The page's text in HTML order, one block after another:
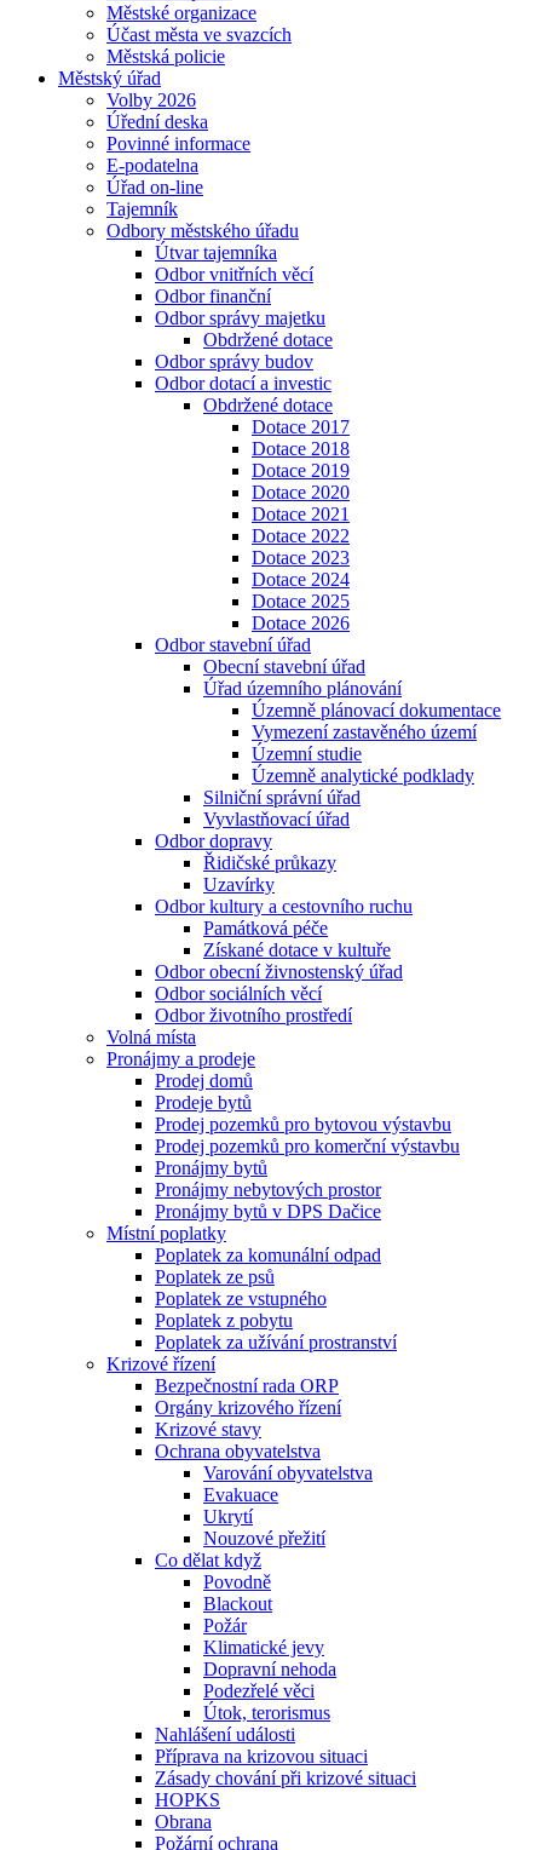
Městské organizace
Účast města ve svazcích
Městská policie
Městský úřad
Volby 2026
Úřední deska
Povinné informace
E-podatelna
Úřad on-line
Tajemník
Odbory městského úřadu
Útvar tajemníka
Odbor vnitřních věcí
Odbor finanční
Odbor správy majetku
Obdržené dotace
Odbor správy budov
Odbor dotací a investic
Obdržené dotace
Dotace 2017
Dotace 2018
Dotace 2019
Dotace 2020
Dotace 2021
Dotace 2022
Dotace 2023
Dotace 2024
Dotace 2025
Dotace 2026
Odbor stavební úřad
Obecní stavební úřad
Úřad územního plánování
Územně plánovací dokumentace
Vymezení zastavěného území
Územní studie
Územně analytické podklady
Silniční správní úřad
Vyvlastňovací úřad
Odbor dopravy
Řidičské průkazy
Uzavírky
Odbor kultury a cestovního ruchu
Památková péče
Získané dotace v kultuře
Odbor obecní živnostenský úřad
Odbor sociálních věcí
Odbor životního prostředí
Volná místa
Pronájmy a prodeje
Prodej domů
Prodeje bytů
Prodej pozemků pro bytovou výstavbu
Prodej pozemků pro komerční výstavbu
Pronájmy bytů
Pronájmy nebytových prostor
Pronájmy bytů v DPS Dačice
Místní poplatky
Poplatek za komunální odpad
Poplatek ze psů
Poplatek ze vstupného
Poplatek z pobytu
Poplatek za užívání prostranství
Krizové řízení
Bezpečnostní rada ORP
Orgány krizového řízení
Krizové stavy
Ochrana obyvatelstva
Varování obyvatelstva
Evakuace
Ukrytí
Nouzové přežití
Co dělat když
Povodně
Blackout
Požár
Klimatické jevy
Dopravní nehoda
Podezřelé věci
Útok, terorismus
Nahlášení události
Příprava na krizovou situaci
Zásady chování při krizové situaci
HOPKS
Obrana
Požární ochrana